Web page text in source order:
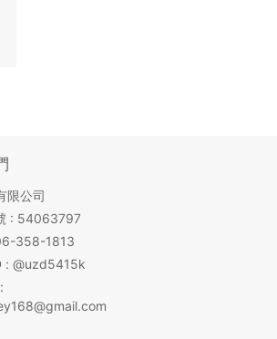
限公司
: 54063797
358-1813
: @uzd5415k